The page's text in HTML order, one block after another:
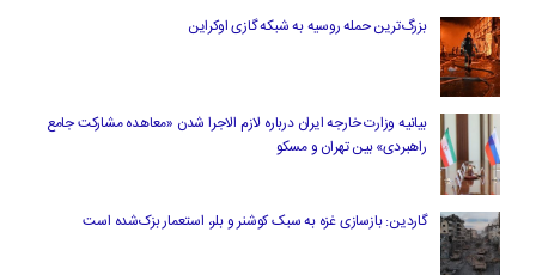
بزرگ‌ترین حمله روسیه به شبکه گازی اوکراین
بیانیه وزارت خارجه ایران درباره لازم‌ الاجرا شدن «معاهده مشارکت جامع
راهبردی» بین تهران و مسکو
گاردین: بازسازی غزه به سبک کوشنر و بلر، استعمار بزک‌شده است